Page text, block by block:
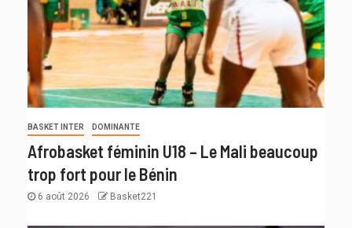
BASKET INTER DOMINANTE
Afrobasket féminin U18 – Le Mali beaucoup
trop fort pour le Bénin
6 août 2026 Basket221